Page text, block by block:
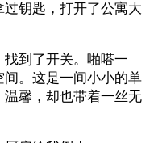
钥匙，打开了公寓大
到了开关。啪嗒一
。这是一间小小的单
馨，却也带着一丝无